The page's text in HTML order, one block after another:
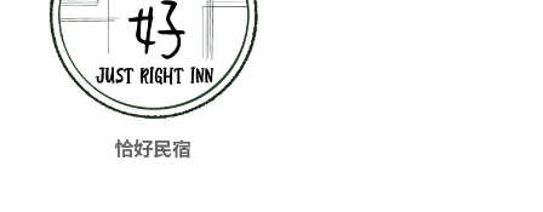
恰好民宿